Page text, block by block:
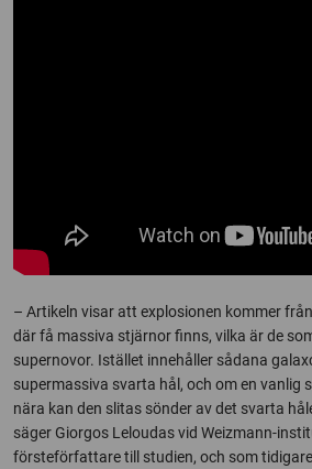
– Artikeln visar att explosionen kommer
där få massiva stjärnor finns, vilka är de
supernovor. Istället innehåller sådana
supermassiva svarta hål, och om en vanlig
nära kan den slitas sönder av det svarta
säger Giorgos Leloudas vid Weizmann-
försteförfattare till studien, och som